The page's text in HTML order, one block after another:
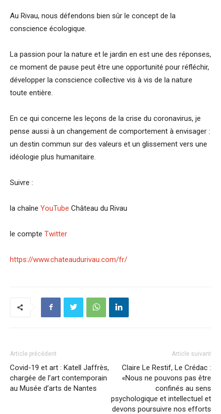
Au Rivau, nous défendons bien sûr le concept de la
conscience écologique.
La passion pour la nature et le jardin en est une des réponses,
ce moment de pause peut être une opportunité pour réfléchir,
développer la conscience collective vis à vis de la nature
toute entière.
En ce qui concerne les leçons de la crise du coronavirus, je
pense aussi à un changement de comportement à envisager :
un destin commun sur des valeurs et un glissement vers une
idéologie plus humanitaire.
Suivre :
la chaîne YouTube Château du Rivau
le compte Twitter
https://www.chateaudurivau.com/fr/
Article précédent
Covid-19 et art : Katell Jaffrès,
chargée de l’art contemporain
au Musée d’arts de Nantes
Article suivant
Claire Le Restif, Le Crédac :
«Nous ne pouvons pas être
confinés au sens
psychologique et intellectuel et
devons poursuivre nos efforts